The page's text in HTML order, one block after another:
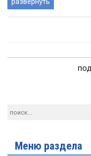
Меню раздела